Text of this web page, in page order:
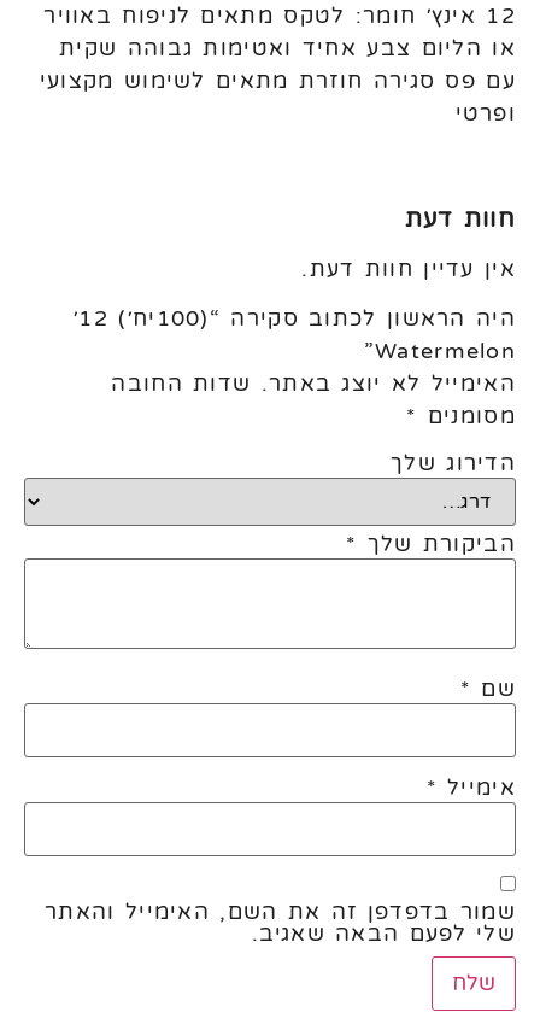
12 אינץ׳ חומר: לטקס מתאים לניפוח באוויר
או הליום צבע אחיד ואטימות גבוהה שקית
עם פס סגירה חוזרת מתאים לשימוש מקצועי
ופרטי
חוות דעת
אין עדיין חוות דעת.
היה הראשון לכתוב סקירה “(100יח׳) 12׳
Watermelon”
האימייל לא יוצג באתר. שדות החובה
מסומנים *
הדירוג שלך
הביקורת שלך *
שם *
אימייל *
שמור בדפדפן זה את השם, האימייל והאתר
שלי לפעם הבאה שאגיב.